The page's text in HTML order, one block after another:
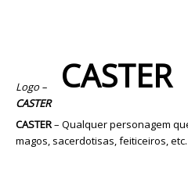
Logo –
CASTER
CASTER
CASTER– Qualquer personagem
magos, sacerdotisas, feiticeiros, etc.